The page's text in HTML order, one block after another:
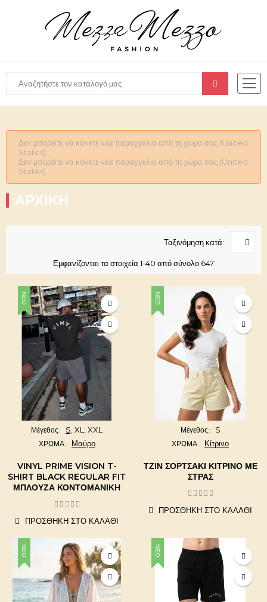
Δεν μπορείτε να κάνετε νέα παραγγελία από τη χώρα σας (United
States).
Δεν μπορείτε να κάνετε νέα παραγγελία από τη χώρα σας (United
States).
ΑΡΧΙΚΉ
Ταξινόμηση κατά:
Εμφανίζονται τα στοιχεία 1-40 από σύνολο 647
ΝΈΟ
Μέγεθος S, XL, XXL
ΧΡΩΜΑ Μαύρο
VINYL PRIME VISION T-
SHIRT BLACK REGULAR FIT
ΜΠΛΟΎΖΑ ΚΟΝΤΟΜΆΝΙΚΗ
ΠΡΟΣΘΉΚΗ ΣΤΟ ΚΑΛΆΘΙ
ΝΈΟ
Μέγεθος S
ΧΡΩΜΑ Κίτρινο
ΤΖΙΝ ΣΟΡΤΣΆΚΙ ΚΊΤΡΙΝΟ ΜΕ
ΣΤΡΑΣ
ΠΡΟΣΘΉΚΗ ΣΤΟ ΚΑΛΆΘΙ
ΝΈΟ ΝΈΟ